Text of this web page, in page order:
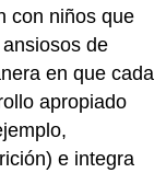
con niños que
de
en que cada
apropiado
e integra